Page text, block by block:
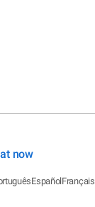
now
EspañolFrançais